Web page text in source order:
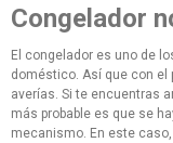
Congelador
El congelador es uno de
doméstico. Así que con el
averías. Si te encuentras
más probable es que se
mecanismo. En este